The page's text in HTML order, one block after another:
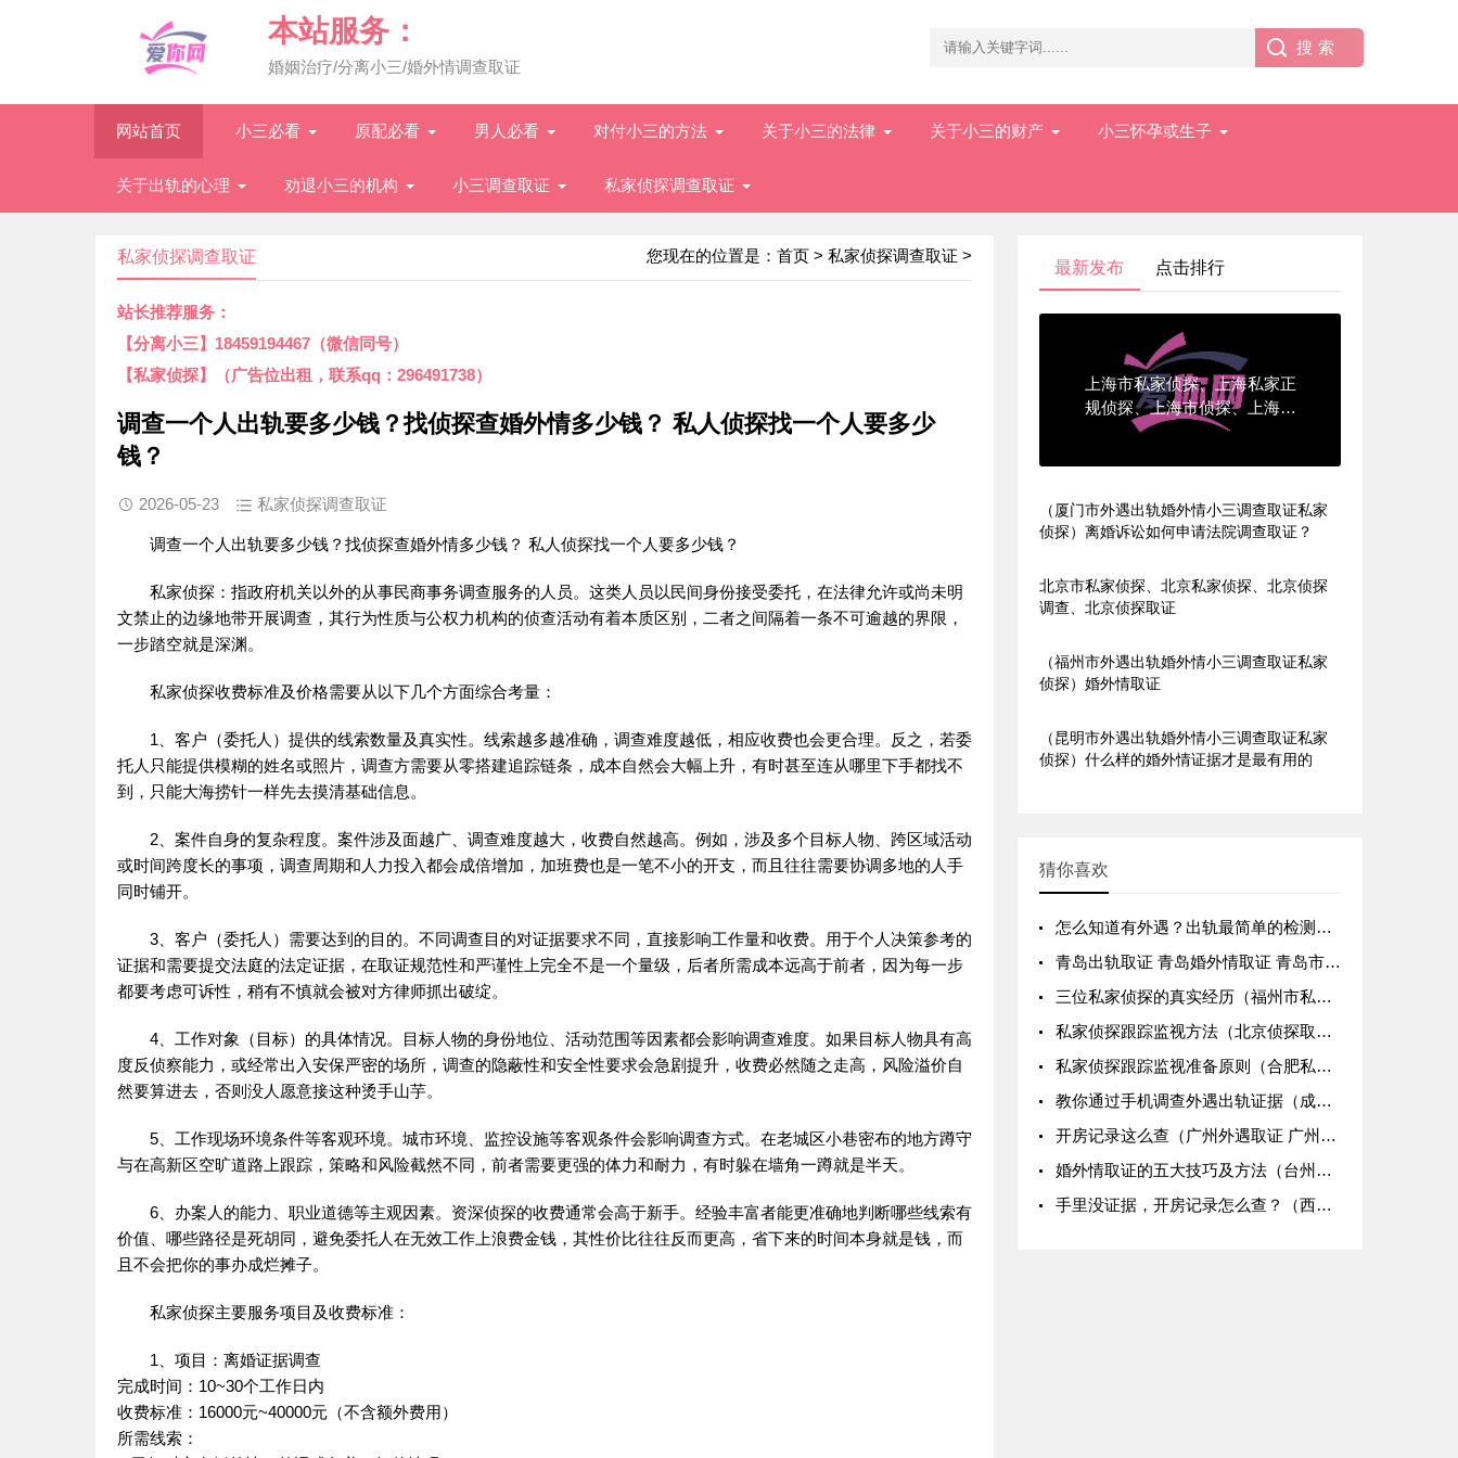
本站服务：
婚姻治疗/分离小三/婚外情调查取证
网站首页 小三必看 原配必看 男人必看 对付小三的方法 关于小三的法律 关于小三的财产 小三怀孕或生子
关于出轨的心理 劝退小三的机构 小三调查取证 私家侦探调查取证
您现在的位置是： 首页 > 私家侦探调查取证 >
私家侦探调查取证
站长推荐服务：
【分离小三】18459194467（微信同号）
【私家侦探】（广告位出租，联系qq：296491738）
调查一个人出轨要多少钱？找侦探查婚外情多少钱？ 私人侦探找一个人要多少
钱？
2026-05-23 私家侦探调查取证
调查一个人出轨要多少钱？找侦探查婚外情多少钱？ 私人侦探找一个人要多少钱？
私家侦探 ：指政府机关以外的从事民商事务调查服务的人员。这类人员以民间身份接受委托，在法律允许或尚未明
文禁止的边缘地带开展调查，其行为性质与公权力机构的侦查活动有着本质区别，二者之间隔着一条不可逾越的界限，
一步踏空就是深渊。
私家侦探收费标准及价格需要从以下几个方面综合考量：
1、客户（委托人）提供的线索数量及真实性。线索越多越准确，调查难度越低，相应收费也会更合理。反之，若委
托人只能提供模糊的姓名或照片，调查方需要从零搭建追踪链条，成本自然会大幅上升，有时甚至连从哪里下手都找不
到，只能大海捞针一样先去摸清基础信息。
2、案件自身的复杂程度。案件涉及面越广、调查难度越大，收费自然越高。例如，涉及多个目标人物、跨区域活动
或时间跨度长的事项，调查周期和人力投入都会成倍增加，加班费也是一笔不小的开支，而且往往需要协调多地的人手
同时铺开。
3、客户（委托人）需要达到的目的。不同调查目的对证据要求不同，直接影响工作量和收费。用于个人决策参考的
证据和需要提交法庭的法定证据，在取证规范性和严谨性上完全不是一个量级，后者所需成本远高于前者，因为每一步
都要考虑可诉性，稍有不慎就会被对方律师抓出破绽。
4、工作对象（目标）的具体情况。目标人物的身份地位、活动范围等因素都会影响调查难度。如果目标人物具有高
度反侦察能力，或经常出入安保严密的场所，调查的隐蔽性和安全性要求会急剧提升，收费必然随之走高，风险溢价自
然要算进去，否则没人愿意接这种烫手山芋。
5、工作现场环境条件等客观环境。城市环境、监控设施等客观条件会影响调查方式。在老城区小巷密布的地方蹲守
与在高新区空旷道路上跟踪，策略和风险截然不同，前者需要更强的体力和耐力，有时躲在墙角一蹲就是半天。
6、办案人的能力、职业道德等主观因素。资深侦探的收费通常会高于新手。经验丰富者能更准确地判断哪些线索有
价值、哪些路径是死胡同，避免委托人在无效工作上浪费金钱，其性价比往往反而更高，省下来的时间本身就是钱，而
且不会把你的事办成烂摊子。
私家侦探主要服务项目及收费标准：
1、项目：离婚证据调查
完成时间：10~30个工作日内
收费标准：16000元~40000元（不含额外费用）
所需线索：
最新发布 点击排行
上海市私家侦探、上海私家正
规侦探、上海市侦探、上海侦
（厦门市外遇出轨婚外情小三调查取证私家
侦探）离婚诉讼如何申请法院调查取证？
北京市私家侦探、北京私家侦探、北京侦探
调查、北京侦探取证
（福州市外遇出轨婚外情小三调查取证私家
侦探）婚外情取证
（昆明市外遇出轨婚外情小三调查取证私家
侦探）什么样的婚外情证据才是最有用的
猜你喜欢
怎么知道有外遇？出轨最简单的检测方法：内裤上精斑是证据
青岛出轨取证 青岛婚外情取证 青岛市私家侦探 青岛私家侦探 青岛侦探
三位私家侦探的真实经历（福州市私家侦探 福州市侦探 福州侦探取证 福州侦探调查）
私家侦探跟踪监视方法（北京侦探取证 北京侦探调查 北京侦探调查取证）
私家侦探跟踪监视准备原则（合肥私家侦探 合肥侦探取证）
教你通过手机调查外遇出轨证据（成都市外遇调查取证 成都外遇调查取证公司）
开房记录这么查（广州外遇取证 广州外遇调查公司 广州外遇调查取证）
婚外情取证的五大技巧及方法（台州市私家侦探 台州市小三调查）
手里没证据，开房记录怎么查？（西安外遇取证 西安外遇调查公司 西安外遇调查取证）